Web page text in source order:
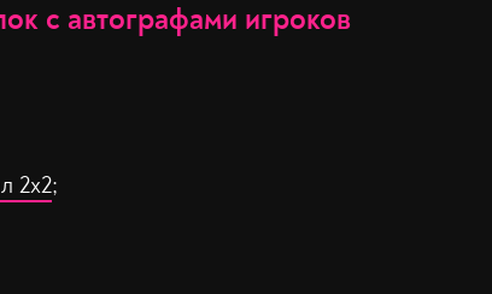
с автографами игроков
2х2;